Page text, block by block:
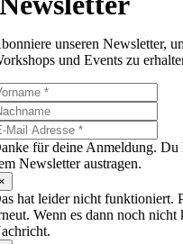
unseren Newsletter,
und Events zu
für deine Anmeldung. Du
Newsletter austragen.
hat leider nicht funktioniert.
Wenn es dann noch